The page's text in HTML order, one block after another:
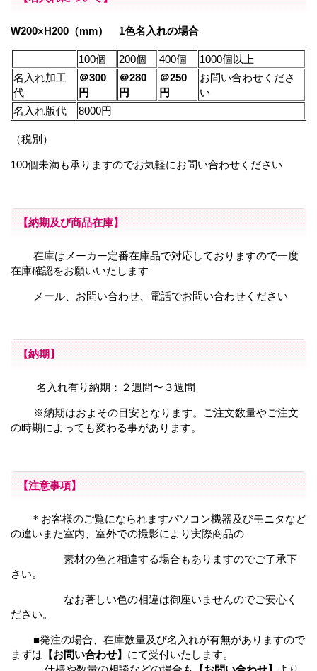
W200×H200（mm） 1色名入れの場合
100個 200個 400個
1000個以上
名入れ加工
代
＠300
円
＠280
円
＠250
円
お問い合わせくださ
い
名入れ版代
8000円
（税別）
100個未満も承りますのでお気軽にお問い合わせください
【納期及び商品在庫】
在庫はメーカー定番在庫品で対応しておりますので一度
在庫確認をお願いいたします
メール、お問い合わせ、電話でお問い合わせください
【納期】
名入れ有り納期：２週間〜３週間
※納期はおよその目安となります。ご注文数量やご注文
の時期によっても変わる事があります。
【注意事項】
＊お客様のご覧になられますパソコン機器及びモニタなど
の違いまた室内、室外での撮影により実際商品の
素材の色と相違する場合もありますのでご了承下
さい。
なお著しい色の相違は御座いませんのでご安心く
ださい。
■発注の場合、在庫数量及び名入れが有無がありますので
まずは 【お問い合わせ】 にて受付いたします。